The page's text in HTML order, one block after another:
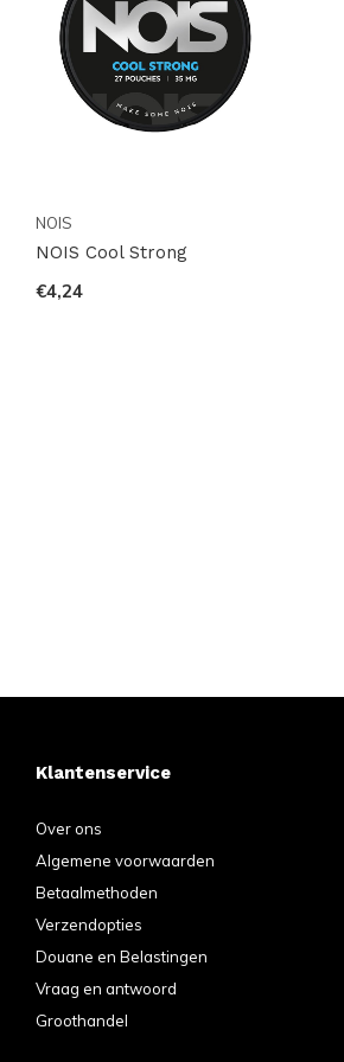
NOIS
NOIS Cool Strong
€4,24
Klantenservice
Over ons
Algemene voorwaarden
Betaalmethoden
Verzendopties
Douane en Belastingen
Vraag en antwoord
Groothandel